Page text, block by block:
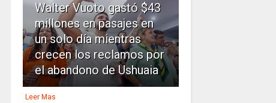
Walter Vuoto gastó $43
millones en pasajes en
un solo día mientras
crecen los reclamos por
el abandono de Ushuaia
Leer Mas